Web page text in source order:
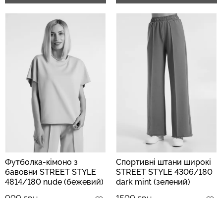
Футболка-кімоно з
бавовни STREET STYLE
4814/180 nude (бежевий)
Спортивні штани широкі
STREET STYLE 4306/180
dark mint (зелений)
Безшовний топ з легкою
корекцією BRA
SHAPEWEAR nude
(бежевий) Giulia
489 грн.699 грн.
Безшовні труси сліпи з
легкою корекцією HI-LEG
SHAPEWEAR black
(чорний) Giulia
258 грн.369 грн.